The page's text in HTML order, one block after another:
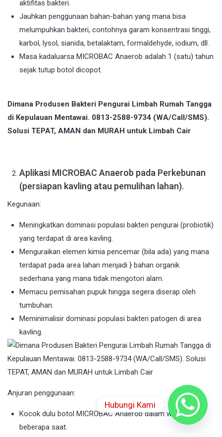
aktifitas bakteri.
Jauhkan penggunaan bahan-bahan yang mana bisa
melumpuhkan bakteri, contohnya garam konsentrasi tinggi,
karbol, lysol, sianida, betalaktam, formaldehyde, iodium, dll.
Masa kadaluarsa MICROBAC Anaerob adalah 1 (satu) tahun
sejak tutup botol dicopot.
Dimana Produsen Bakteri Pengurai Limbah Rumah Tangga
di Kepulauan Mentawai. 0813-2588-9734 (WA/Call/SMS).
Solusi TEPAT, AMAN dan MURAH untuk Limbah Cair
Aplikasi MICROBAC Anaerob pada Perkebunan
(persiapan kavling atau pemulihan lahan).
Kegunaan:
Meningkatkan dominasi populasi bakteri pengurai (probiotik)
yang terdapat di area kavling.
Menguraikan elemen kimia pencemar (bila ada) yang mana
terdapat pada area lahan menjadi } bahan organik
sederhana yang mana tidak mengotori alam.
Memacu pemisahan pupuk hingga segera diserap oleh
tumbuhan.
Meminimalisir dominasi populasi bakteri patogen di area
kavling.
Anjuran penggunaan:
Kocok dulu botol MICROBAC Anaerob dalam waktu
beberapa saat.
Hubungi Kami